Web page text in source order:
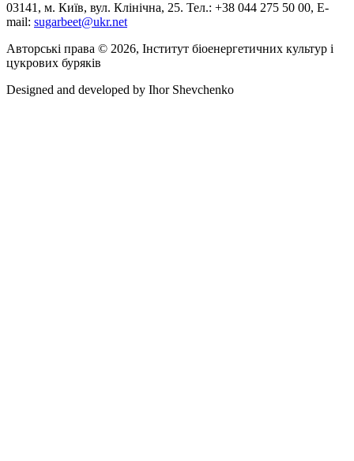
03141, м. Київ, вул. Клінічна, 25. Тел.: +38 044 275 50 00, E-
mail: sugarbeet@ukr.net
Авторські права © 2026, Інститут біоенергетичних культур і
цукрових буряків
Designed and developed by Ihor Shevchenko